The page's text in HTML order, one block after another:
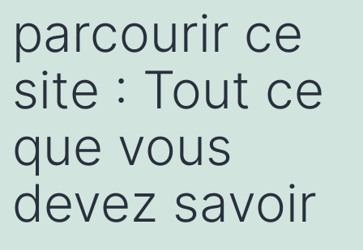
parcourir ce
site : Tout ce
que vous
devez savoir